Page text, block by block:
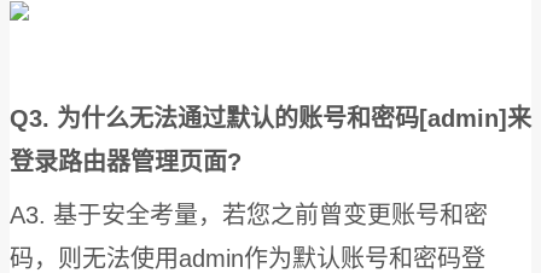
Q3. 为什么无法通过默认的账号和密码[admin]来
登录路由器管理页面?
A3. 基于安全考量，若您之前曾变更账号和密
码，则无法使用admin作为默认账号和密码登